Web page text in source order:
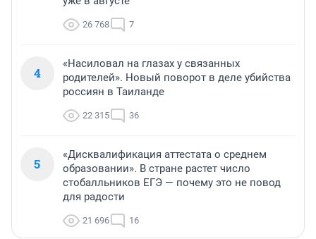
26 768 7
4
«Насиловал на глазах у связанных
родителей». Новый поворот в деле убийства
россиян в Таиланде
22 315 36
5
«Дисквалификация аттестата о среднем
образовании». В стране растет число
стобалльников ЕГЭ — почему это не повод
для радости
21 696 16